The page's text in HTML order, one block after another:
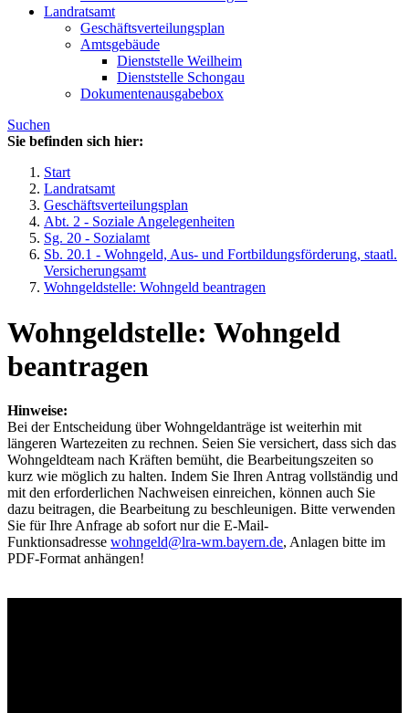
Landratsamt
Geschäftsverteilungsplan
Amtsgebäude
Dienststelle Weilheim
Dienststelle Schongau
Dokumentenausgabebox
Suchen
Sie befinden sich hier:
Start
Landratsamt
Geschäftsverteilungsplan
Abt. 2 - Soziale Angelegenheiten
Sg. 20 - Sozialamt
Sb. 20.1 - Wohngeld, Aus- und Fortbildungsförderung, staatl.
Versicherungsamt
Wohngeldstelle: Wohngeld beantragen
Wohngeldstelle: Wohngeld
beantragen
Hinweise:
Bei der Entscheidung über Wohngeldanträge ist weiterhin mit
längeren Wartezeiten zu rechnen. Seien Sie versichert, dass sich das
Wohngeldteam nach Kräften bemüht, die Bearbeitungszeiten so
kurz wie möglich zu halten. Indem Sie Ihren Antrag vollständig und
mit den erforderlichen Nachweisen einreichen, können auch Sie
dazu beitragen, die Bearbeitung zu beschleunigen. Bitte verwenden
Sie für Ihre Anfrage ab sofort nur die E-Mail-
Funktionsadresse wohngeld@lra-wm.bayern.de, Anlagen bitte im
PDF-Format anhängen!